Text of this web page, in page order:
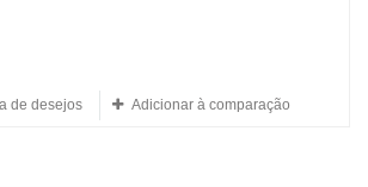
de desejos Adicionar à comparação